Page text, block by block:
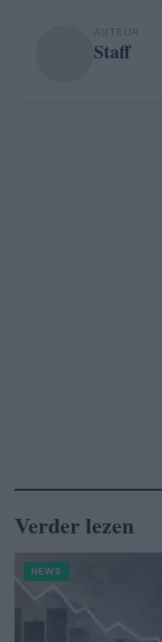
AUTEUR
Staff
Verder lezen
NEWS